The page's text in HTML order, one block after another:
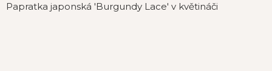
Papratka japonská 'Burgundy Lace' v květináči